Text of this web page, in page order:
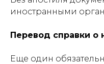
иностранными
Перевод справки о
Еще один